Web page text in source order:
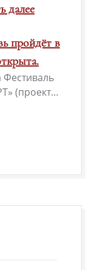
далее
пройдёт в
Фестиваль
(проект…